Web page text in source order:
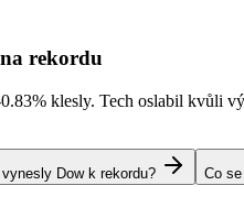
rekordu
klesly. Tech oslabil kvůli
Dow k rekordu? Co